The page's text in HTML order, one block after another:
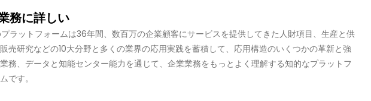
務に詳しい
ラットフォームは36年間、数百万の企業顧客にサービスを提供してきた人財項目、生産と供
売研究などの10大分野と多くの業界の応用実践を蓄積して、応用構造のいくつかの革新と強
務、データと知能センター能力を通じて、企業業務をもっとよく理解する知的なプラットフ
です。